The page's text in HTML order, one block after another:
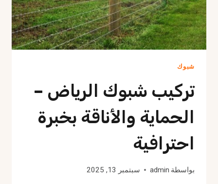
شبوك
تركيب شبوك الرياض –
الحماية والأناقة بخبرة
احترافية
بواسطة admin سبتمبر 13, 2025